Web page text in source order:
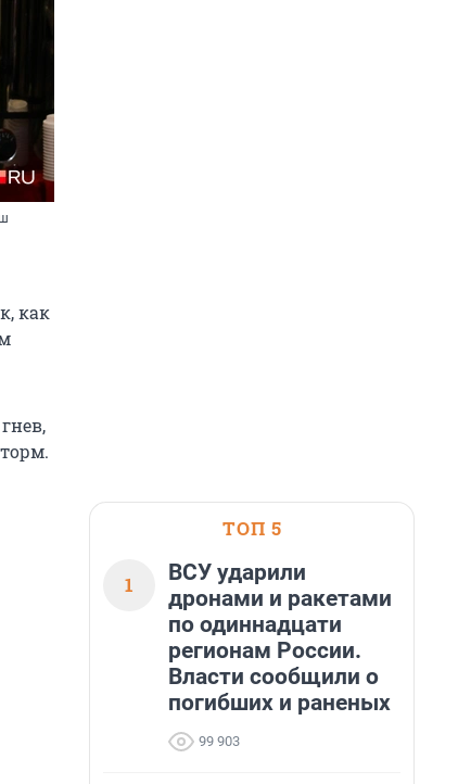
как
ТОП 5
1
ВСУ ударили
дронами и ракетами
по одиннадцати
регионам России.
Власти сообщили о
погибших и раненых
99 903